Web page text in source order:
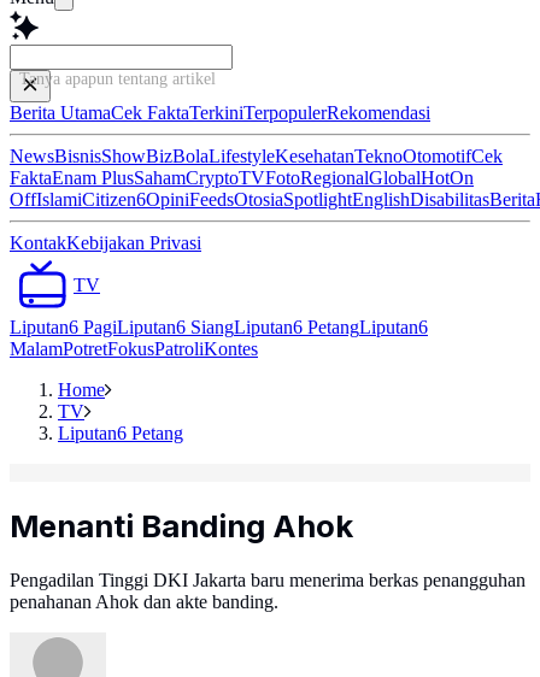
Tanya apapun tentang artikel ini...
Berita UtamaCek FaktaTerkiniTerpopulerRekomendasi
NewsBisnisShowBizBolaLifestyleKesehatanTeknoOtomotifCek
FaktaEnam PlusSahamCryptoTVFotoRegionalGlobalHotOn
OffIslamiCitizen6OpiniFeedsOtosiaSpotlightEnglishDisabilitasBerita
KontakKebijakan Privasi
TV
Liputan6 PagiLiputan6 SiangLiputan6 PetangLiputan6
MalamPotretFokusPatroliKontes
Home
TV
Liputan6 Petang
Menanti Banding Ahok
Pengadilan Tinggi DKI Jakarta baru menerima berkas penangguhan
penahanan Ahok dan akte banding.